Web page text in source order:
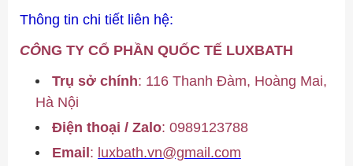
Thông tin chi tiết liên hệ:
CÔNG TY CỔ PHẦN QUỐC TẾ LUXBATH
Trụ sở chính: 116 Thanh Đàm, Hoàng Mai,
Hà Nội
Điện thoại / Zalo: 0989123788
Email : luxbath.vn@gmail.com